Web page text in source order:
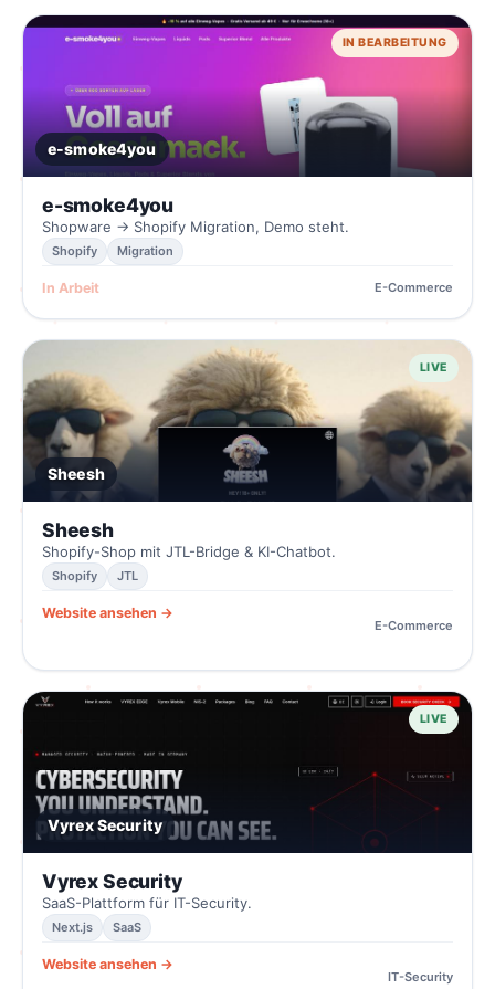
IN BEARBEITUNG
e-smoke4you
e-smoke4you
Shopware → Shopify Migration, Demo steht.
Shopify Migration
In Arbeit E-Commerce
LIVE
Sheesh
Sheesh
Shopify-Shop mit JTL-Bridge & KI-Chatbot.
Shopify JTL
Website ansehen →
E-Commerce
LIVE
Vyrex Security
Vyrex Security
SaaS-Plattform für IT-Security.
Next.js SaaS
Website ansehen →
IT-Security